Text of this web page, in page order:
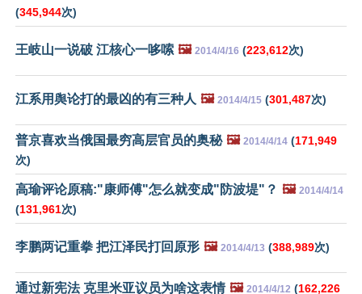
(345,944次)
王岐山一说破 江核心一哆嗦 🖼️ 2014/4/16 (223,612次)
江系用舆论打的最凶的有三种人 🖼️ 2014/4/15 (301,487次)
普京喜欢当俄国最穷高层官员的奥秘 🖼️ 2014/4/14 (171,949
次)
高瑜评论原稿:"康师傅"怎么就变成"防波堤"？ 🖼️ 2014/4/14
(131,961次)
李鹏两记重拳 把江泽民打回原形 🖼️ 2014/4/13 (388,989次)
通过新宪法 克里米亚议员为啥这表情 🖼️ 2014/4/12 (162,226